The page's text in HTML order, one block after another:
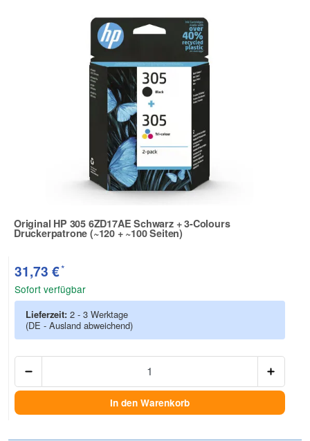
Original HP 305 6ZD17AE Schwarz + 3-Colours
Druckerpatrone (~120 + ~100 Seiten)
Zur Artikelbewertung
31,73 €*
Sofort verfügbar
Lieferzeit: 2 - 3 Werktage
(DE - Ausland abweichend)
In den Warenkorb